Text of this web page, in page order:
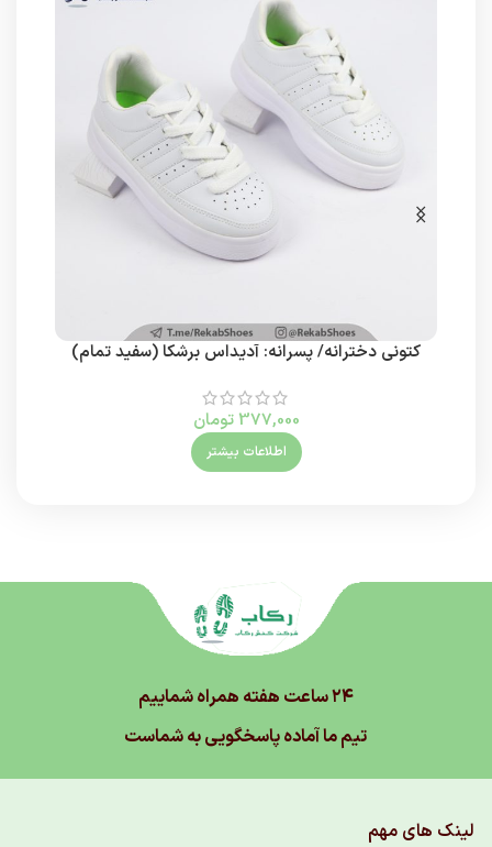
کتونی دخترانه/ پسرانه: آدیداس برشکا (سفید تمام)
377,000 تومان
اطلاعات بیشتر
۲۴ ساعت هفته همراه شماییم
تیم ما آماده پاسخگویی به شماست
لینک های مهم